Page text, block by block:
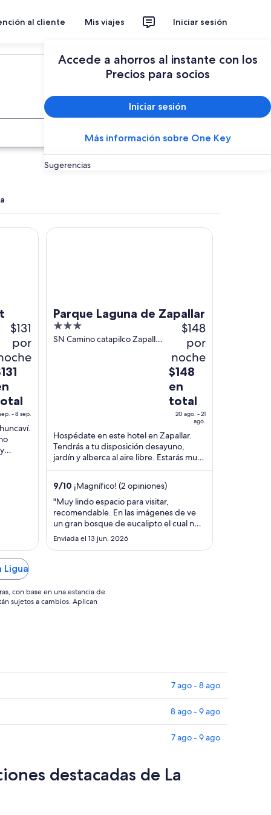
al cliente Mis viajes Iniciar sesión
Accede a ahorros al instante con los
Precios para socios
Iniciar sesión
Más información sobre One Key
Sugerencias
Buscar
$131
por
- 8 sep.
Parque Laguna de Zapallar
3
out
SN Camino catapilco Zapallar
$148
por
noche
El
precio
es
de
en
total
por
noche
ago
al
ago
$148
en
total
20 ago. - 21
ago.
Hospédate en este hotel en Zapallar.
Tendrás a tu disposición desayuno,
jardín y alberca al aire libre. Estarás muy
cerca de atracciones como Playa Aguas
9/10 ¡Magnífico! (2 opiniones)
"Muy lindo espacio para visitar,
recomendable. En las imágenes de ve
un gran bosque de eucalipto el cual no
es real. Son un par de árboles. Lo que
hace que la vista no sea tan maravillosa.
..."
Enviada el 13 jun. 2026
Parque Laguna de Zapallar
Ligua
con base en una estancia de
sujetos a cambios. Aplican
7 ago - 8 ago
8 ago - 9 ago
7 ago - 9 ago
destacadas de La